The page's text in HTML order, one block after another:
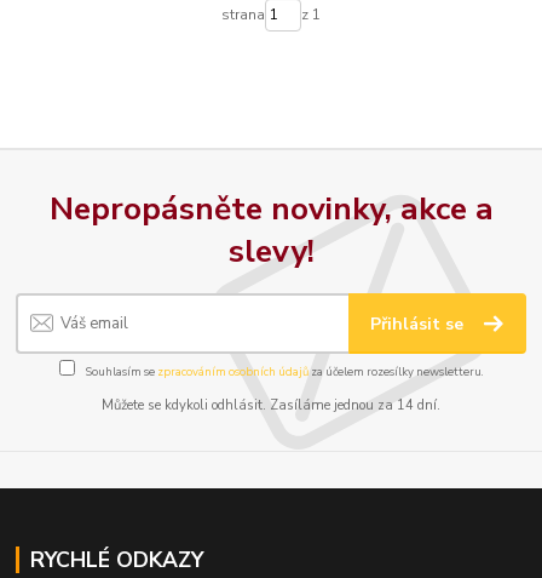
strana z 1
Nepropásněte novinky, akce a
slevy!
Přihlásit se
Souhlasím se zpracováním osobních údajůza účelem rozesílky newsletteru.
Můžete se kdykoli odhlásit. Zasíláme jednou za 14 dní.
RYCHLÉ ODKAZY